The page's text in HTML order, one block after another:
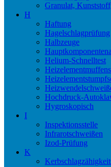
Granulat,
H
Haftung
Hagelschlagprüfung
Halbzeuge
Helium-Schnelltest
Hochdruck-
Hygroskopisch
I
Inspektionsstelle
Infrarotschweißen
Izod-Prüfung
K